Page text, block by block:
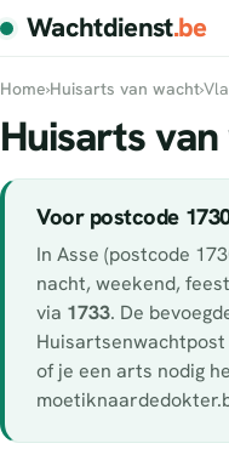
Wachtdienst.be
Home›Huisarts van wacht›
Huisarts
Voor postcode
In Asse (postcode
nacht, weekend,
via 1733. De
of je een arts nodig